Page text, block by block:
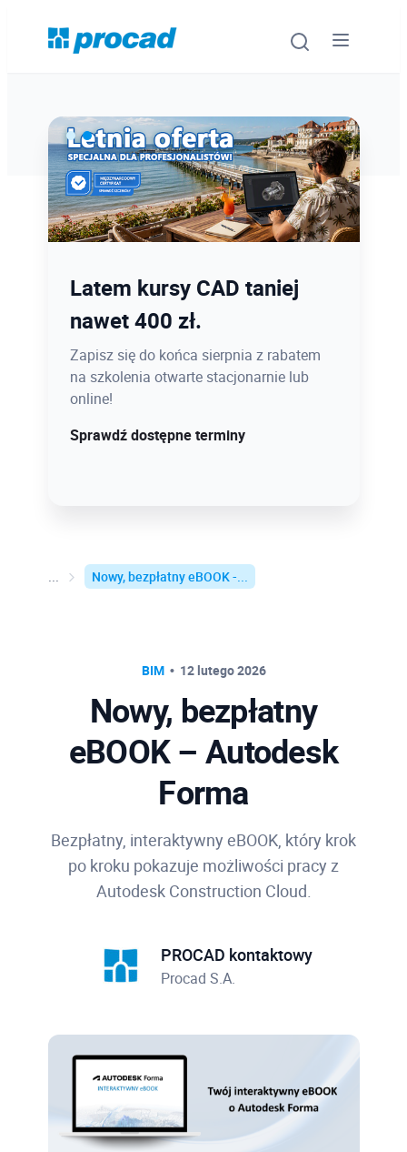
Ostatnie dni promocji Blind
Bird
12.08 o 12:08 zamykamy Blind Bird na
PROCAD EXPO 2026 - dołącz w
najlepszej cenie!
Sprawdź szczegóły!
Latem kursy CAD taniej
nawet 400 zł.
Zapisz się do końca sierpnia z rabatem
na szkolenia otwarte stacjonarnie lub
online!
Sprawdź dostępne terminy
Nowy, bezpłatny eBOOK -...
BIM 12 lutego 2026
Nowy, bezpłatny
eBOOK – Autodesk
Forma
Bezpłatny, interaktywny eBOOK, który krok
po kroku pokazuje możliwości pracy z
Autodesk Construction Cloud.
PROCAD kontaktowy
Procad S.A.
Oprogramowanie
Szkolenia
Urządzenia i serwis